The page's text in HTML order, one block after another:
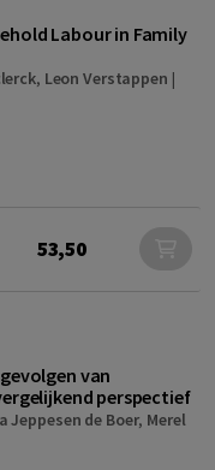
Labour in Family
, Leon Verstappen |
53,50
van
perspectief
Jeppesen de Boer, Merel